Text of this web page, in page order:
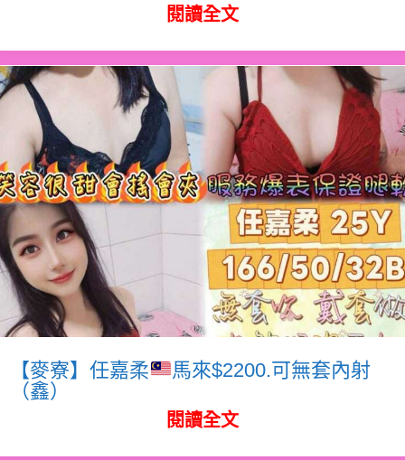
閱讀全文
【麥寮】任嘉柔
馬來$2200.可無套內射
（鑫）
閱讀全文